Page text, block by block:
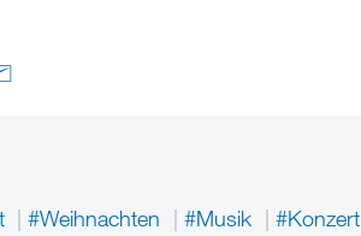
#Weihnachten #Musik #Konzert